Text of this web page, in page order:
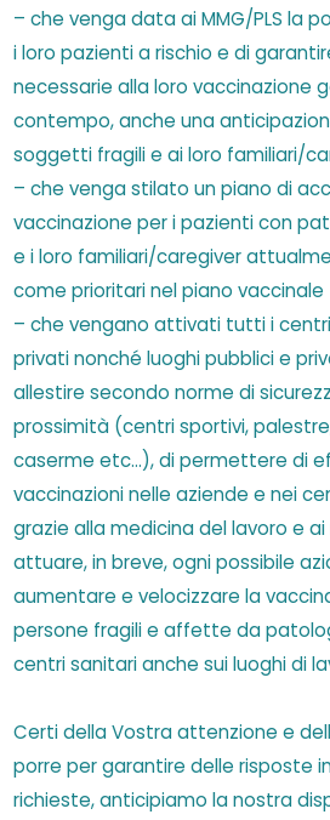
– che venga data ai MMG/PLS la
i loro pazienti a rischio e di
necessarie alla loro vaccinazione
contempo, anche una
soggetti fragili e ai loro familiari/
– che venga stilato un piano di
vaccinazione per i pazienti con
e i loro familiari/caregiver
come prioritari nel piano vaccinale
– che vengano attivati tutti i
privati nonché luoghi pubblici e
allestire secondo norme di
prossimità (centri sportivi,
caserme etc…), di permettere di
vaccinazioni nelle aziende e nei
grazie alla medicina del lavoro e
attuare, in breve, ogni possibile
aumentare e velocizzare la
persone fragili e affette da
centri sanitari anche sui luoghi di
Certi della Vostra attenzione e
porre per garantire delle risposte
richieste, anticipiamo la nostra